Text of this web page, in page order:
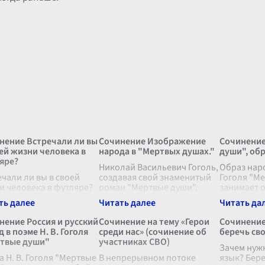
Встречали ли вы
жизни человека в
ли вы в своей
человека в футляре?
этот, быть может,
же вызывает
и даже легкую
на губах. Но ведь
в футляре" — это
о...
Сочинение Изображение
народа в "Мертвых душах."
Николай Васильевич Гоголь,
создавая свой знаменитый
роман "Мертвые души",
проникновенно и глубоко
исследует народную душу,
показывая ее во всей
многогранности. Образ
народа в этом...
души",
Образ
Гоголя
занимает
воплощая
России на
веков.
Россия и русский
в поэме Н. В. Гоголя
души"
Н. В. Гоголя "Мертвые
Сочинение на тему «Герои
среди нас» (сочинение об
участниках СВО)
В непрерывном потоке
беречь
Зачем
язык?